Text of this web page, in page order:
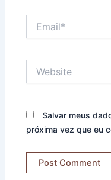
Salvar meus
próxima vez que eu